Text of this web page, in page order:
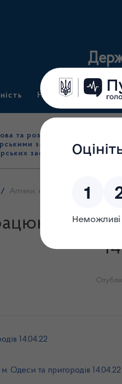
Нормативні
та роздрібна торгівля
засобами, імпорт
засобів (крім АФІ)
/ Аптеки, які працюють на
на
14.04.22
Одеси та пригородів 14.04.22